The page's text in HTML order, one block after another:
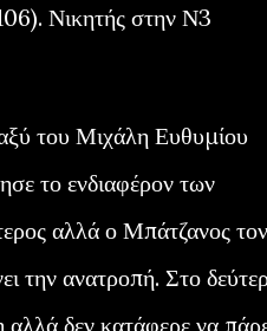
Νικητής στην Ν3
του Μιχάλη Ευθυμίου
το ενδιαφέρον των
αλλά ο Μπάτζανος τον
την ανατροπή. Στο
δεν κατάφερε να